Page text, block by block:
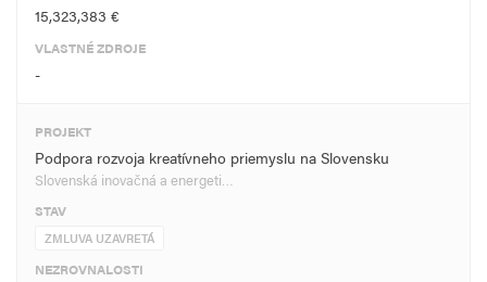
15,323,383 €
VLASTNÉ ZDROJE
-
PROJEKT
Podpora rozvoja kreatívneho priemyslu na Slovensku
Slovenská inovačná a energeti…
STAV
ZMLUVA UZAVRETÁ
NEZROVNALOSTI